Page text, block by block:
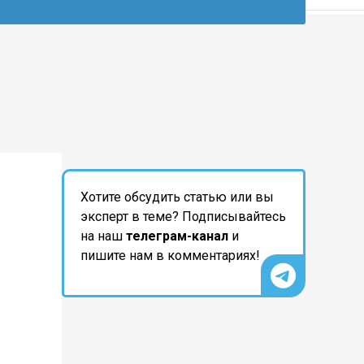
Хотите обсудить статью или вы
эксперт в теме? Подписывайтесь
на наш телеграм-канал и
пишите нам в комментариях!